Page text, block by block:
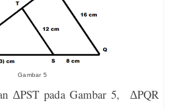
Gambar 5
ΔPST pada Gambar 5, ΔPQR